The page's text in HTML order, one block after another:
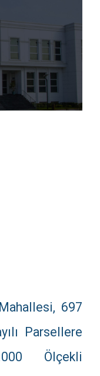
697
Parsellere
Ölçekli